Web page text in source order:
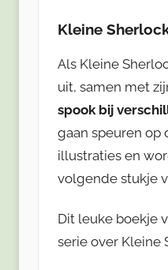
Kleine
Als Kleine
uit, samen met
spook bij
gaan speuren op
illustraties en
volgende stukje
Dit leuke boekje
serie over Kleine